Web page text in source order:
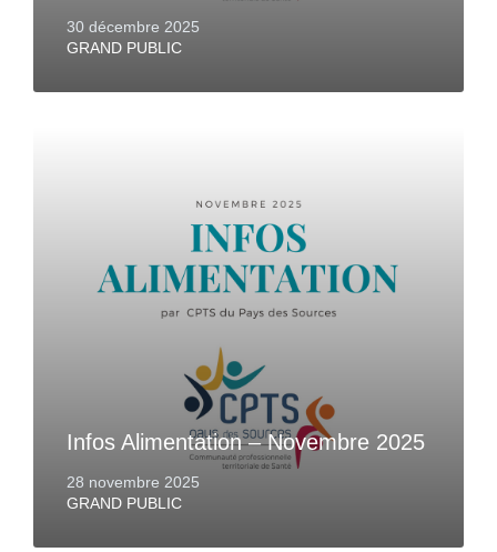
30 décembre 2025
GRAND PUBLIC
Infos Alimentation – Novembre 2025
28 novembre 2025
GRAND PUBLIC